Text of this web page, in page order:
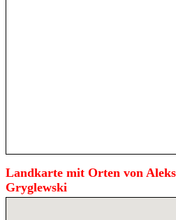
Landkarte mit Orten von
Gryglewski